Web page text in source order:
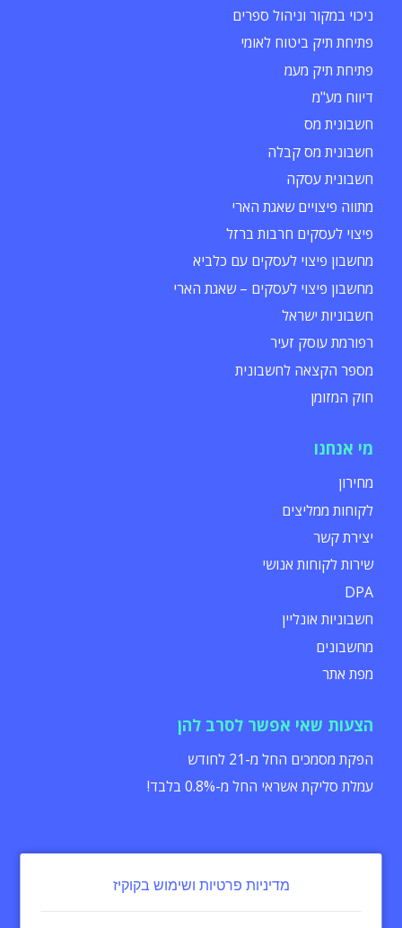
ניכוי במקור וניהול ספרים
פתיחת תיק ביטוח לאומי
פתיחת תיק מעמ
דיווח מע"מ
חשבונית מס
חשבונית מס קבלה
חשבונית עסקה
מתווה פיצויים שאגת הארי
פיצוי לעסקים חרבות ברזל
מחשבון פיצוי לעסקים עם כלביא
מחשבון פיצוי לעסקים – שאגת הארי
חשבוניות ישראל
רפורמת עוסק זעיר
מספר הקצאה לחשבונית
חוק המזומן
מי אנחנו
מחירון
לקוחות ממליצים
יצירת קשר
שירות לקוחות אנושי
DPA
חשבוניות אונליין
מחשבונים
מפת אתר
הצעות שאי אפשר לסרב להן
הפקת מסמכים החל מ-21 לחודש
עמלת סליקת אשראי החל מ-0.8% בלבד!
מדיניות פרטיות
מדיניות פרטיות ושימוש בקוקיז